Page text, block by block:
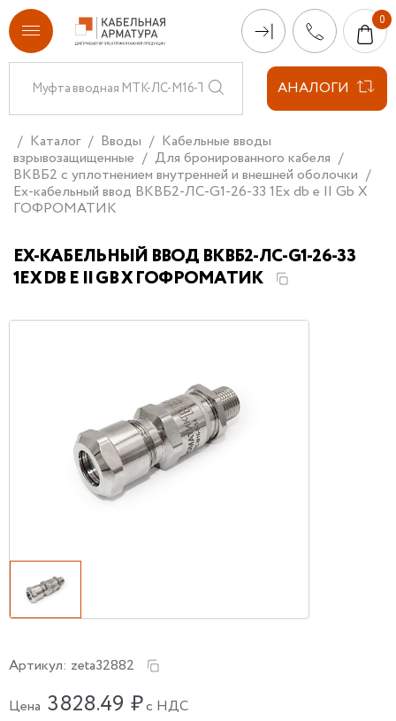
АНАЛОГИ
Каталог Вводы
Кабельные вводы
взрывозащищенные
Для бронированного кабеля
ВКВБ2 с уплотнением внутренней и внешней оболочки
Ех-кабельный ввод ВКВБ2-ЛС-G1-26-33 1Ex db e II Gb X
ГОФРОМАТИК
ЕХ-КАБЕЛЬНЫЙ ВВОД ВКВБ2-ЛС-G1-26-33
1EX DB E II GB X ГОФРОМАТИК
Артикул: zeta32882
Цена 3828.49 ₽с НДС